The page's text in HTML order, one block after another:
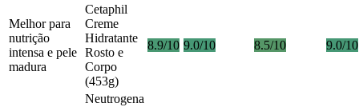
Melhor para
nutrição
intensa e pele
madura
Cetaphil
Creme
Hidratante
Rosto e
Corpo
(453g)
8.9/10 9.0/10 8.5/10 9.0/10
Neutrogena